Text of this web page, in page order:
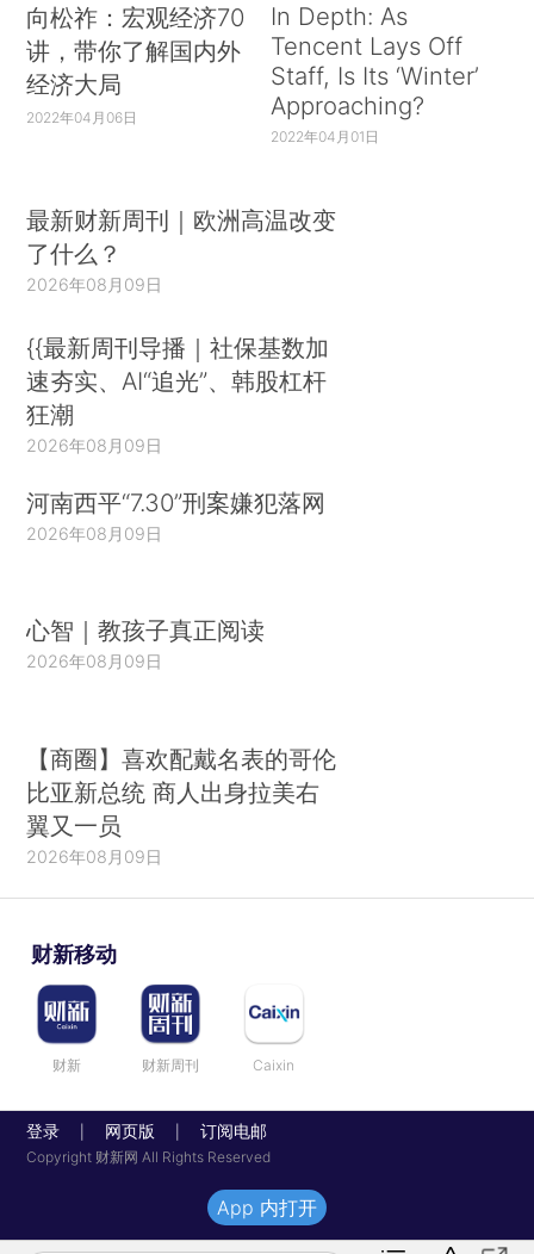
向松祚：宏观经济70
讲，带你了解国内外
经济大局
2022年04月06日
In Depth: As
Tencent Lays Off
Staff, Is Its ‘Winter’
Approaching?
2022年04月01日
最新财新周刊｜欧洲高温改变
了什么？
2026年08月09日
{{最新周刊导播｜社保基数加
速夯实、AI“追光”、韩股杠杆
狂潮
2026年08月09日
河南西平“7.30”刑案嫌犯落网
2026年08月09日
心智｜教孩子真正阅读
2026年08月09日
【商圈】喜欢配戴名表的哥伦
比亚新总统 商人出身拉美右
翼又一员
2026年08月09日
财新移动
财新 财新周刊 Caixin
登录 网页版 订阅电邮
Copyright 财新网 All Rights Reserved
App 内打开